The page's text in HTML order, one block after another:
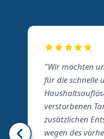
"Wir möchten
für die schnelle
verstorbenen
zusätzlichen
wegen des